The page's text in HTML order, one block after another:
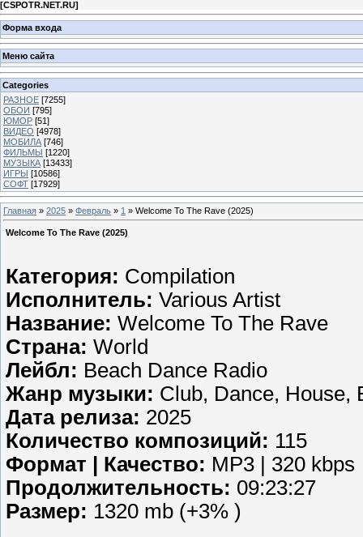
[CSPOTR.NET.RU]
Форма входа
Меню сайта
Categories
РАЗНОЕ [7255]
ОБОИ [795]
ЮМОР [51]
ВИДЕО [4978]
МОБИЛА [746]
ФИЛЬМЫ [1220]
МУЗЫКА [13433]
ИГРЫ [10586]
СОФТ [17929]
Главная » 2025 » Февраль » 1 » Welcome To The Rave (2025)
Welcome To The Rave (2025)
Категория: Compilation
Исполнитель: Various Artist
Название: Welcome To The Rave
Страна: World
Лейбл: Beach Dance Radio
Жанр музыки: Club, Dance, House,
Дата релиза: 2025
Количество композиций: 115
Формат | Качество: MP3 | 320 kbps
Продолжительность: 09:23:27
Размер: 1320 mb (+3% )